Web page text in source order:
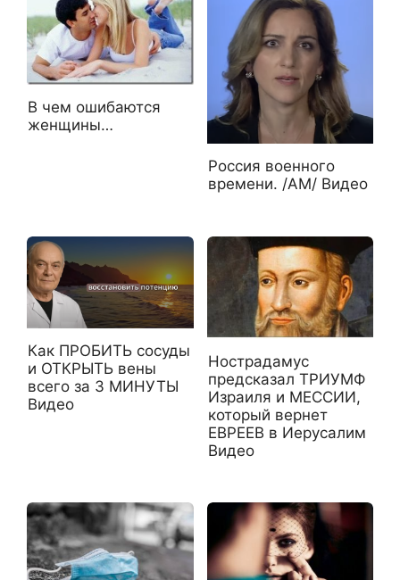
В чем ошибаются
женщины…
Россия военного
времени. /АМ/ Видео
Как ПРОБИТЬ сосуды
и ОТКРЫТЬ вены
всего за 3 МИНУТЫ
Видео
Нострадамус
предсказал ТРИУМФ
Израиля и МЕССИИ,
который вернет
ЕВРЕЕВ в Иерусалим
Видео